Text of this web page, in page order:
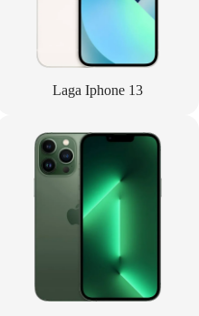
Laga Iphone 13